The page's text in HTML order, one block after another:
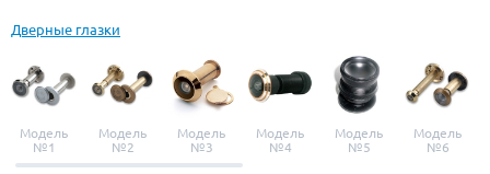
Дверные глазки
Модель
№1
Модель
№2
Модель
№3
Модель
№4
Модель
№5
Модель
№6